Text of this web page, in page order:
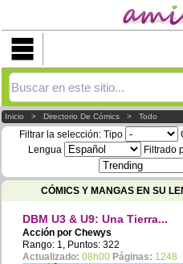
Inicio >Directorio De Cómics >Todo
Filtrar la selección: Tipo
Lengua
Filtrado
CÓMICS Y MANGAS EN SU
DBM U3 & U9: Una Tierra...
Acción por Chewys
Rango: 1, Puntos: 322
Actualizado: 08h00 Páginas: 1248